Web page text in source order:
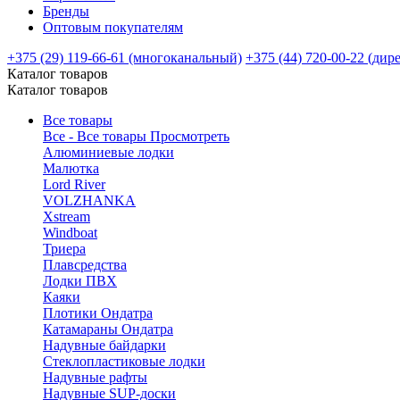
Бренды
Оптовым покупателям
+375 (29) 119-66-61 (многоканальный) +375 (44) 720-00-22
Каталог товаров
Каталог товаров
Все товары
Все - Все товары Просмотреть
Алюминиевые лодки
Малютка
Lord River
VOLZHANKA
Xstream
Windboat
Триера
Плавсредства
Лодки ПВХ
Каяки
Плотики Ондатра
Катамараны Ондатра
Надувные байдарки
Стеклопластиковые лодки
Надувные рафты
Надувные SUP-доски